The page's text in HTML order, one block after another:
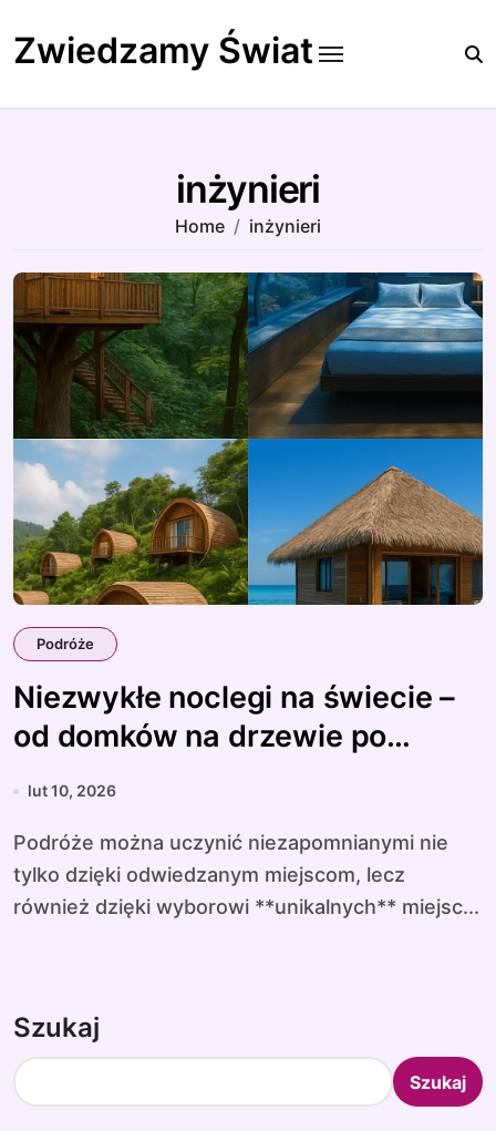
to
content
Zwiedzamy Świat
inżynieri
Home inżynieri
Podróże
Niezwykłe noclegi na świecie –
od domków na drzewie po
podwodne hotele
lut 10, 2026
Podróże można uczynić niezapomnianymi nie
tylko dzięki odwiedzanym miejscom, lecz
również dzięki wyborowi **unikalnych** miejsc...
Szukaj
Szukaj